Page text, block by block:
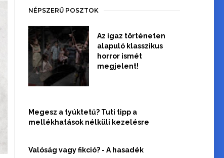
NÉPSZERŰ POSZTOK
Az igaz történeten
alapuló klasszikus
horror ismét
megjelent!
Megesz a tyúktetű? Tuti tipp a
mellékhatások nélküli kezelésre
Valóság vagy fikció? - A hasadék